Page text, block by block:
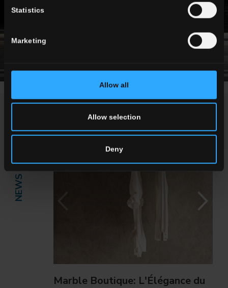
Statistics
Marketing
Allow all
Allow selection
Deny
NEWS / ÉVÉNEMENTS
Marble Boutique: L'Élégance du